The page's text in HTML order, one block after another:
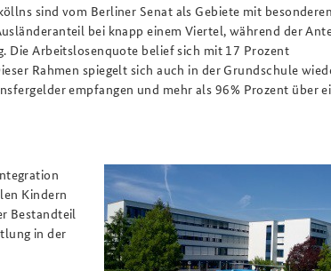
sind vom Berliner Senat als Gebiete mit
bei knapp einem Viertel, während der
Die Arbeitslosenquote belief sich mit 17 Prozent
Rahmen spiegelt sich auch in der Grundschule
empfangen und mehr als 96% Prozent über
Kindern
Bestandteil
in der